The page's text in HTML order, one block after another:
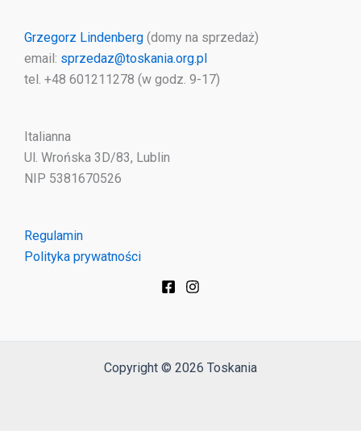
Grzegorz Lindenberg (domy na sprzedaż)
email: sprzedaz@toskania.org.pl
tel. +48 601211278 (w godz. 9-17)
Italianna
Ul. Wrońska 3D/83, Lublin
NIP 5381670526
Regulamin
Polityka prywatności
Copyright © 2026 Toskania